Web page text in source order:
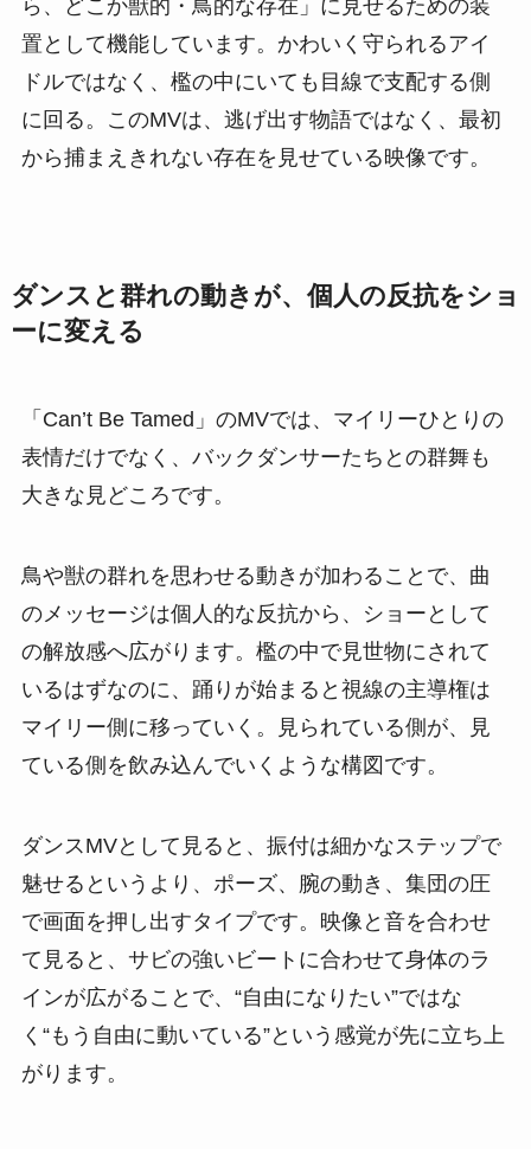
ら、どこか獣的・鳥的な存在」に見せるための装
置として機能しています。かわいく守られるアイ
ドルではなく、檻の中にいても目線で支配する側
に回る。このMVは、逃げ出す物語ではなく、最初
から捕まえきれない存在を見せている映像です。
ダンスと群れの動きが、個人の反抗をショ
ーに変える
「Can’t Be Tamed」のMVでは、マイリーひとりの
表情だけでなく、バックダンサーたちとの群舞も
大きな見どころです。
鳥や獣の群れを思わせる動きが加わることで、曲
のメッセージは個人的な反抗から、ショーとして
の解放感へ広がります。檻の中で見世物にされて
いるはずなのに、踊りが始まると視線の主導権は
マイリー側に移っていく。見られている側が、見
ている側を飲み込んでいくような構図です。
ダンスMVとして見ると、振付は細かなステップで
魅せるというより、ポーズ、腕の動き、集団の圧
で画面を押し出すタイプです。映像と音を合わせ
て見ると、サビの強いビートに合わせて身体のラ
インが広がることで、“自由になりたい”ではな
く“もう自由に動いている”という感覚が先に立ち上
がります。